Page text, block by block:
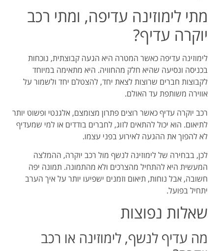
מתי לימוזינה עדיפה, ומתי רכב
יוקרה עדיף?
לימוזינה עדיפה כאשר המטרה היא הגעה קבוצתית, נוכחות
בכניסה ונסיעה שהיא חלק מהחוויה. היא מתאימה במיוחד
לקבוצות חברים שרוצות לצאת יחד, להצטלם יחד ולשמור על
אווירה משותפת עד האולם.
רכב יוקרה עדיף כאשר רוצים פתרון מצומצם, אלגנטי ופשוט יותר
לתיאום. הוא יכול להתאים לזוג, לחברים בודדים או למי שמעדיף
לא להפוך את ההגעה לאירוע בפני עצמו.
לכן, בבחירה של לימוזינה לנשף מול רכב יוקרה, ההמלצה
המעשית היא להתחיל מהצרכים ולא מהתמונה. תמונה יפה
חשובה, אבל נוחות, תיאום וזמנים ישפיעו יותר על איך הערב
יתחיל בפועל.
שאלות נפוצות
מה עדיף לנשף, לימוזינה או רכב